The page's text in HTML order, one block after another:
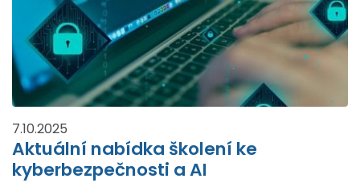
7.10.2025
Aktuální nabídka školení ke
kyberbezpečnosti a AI